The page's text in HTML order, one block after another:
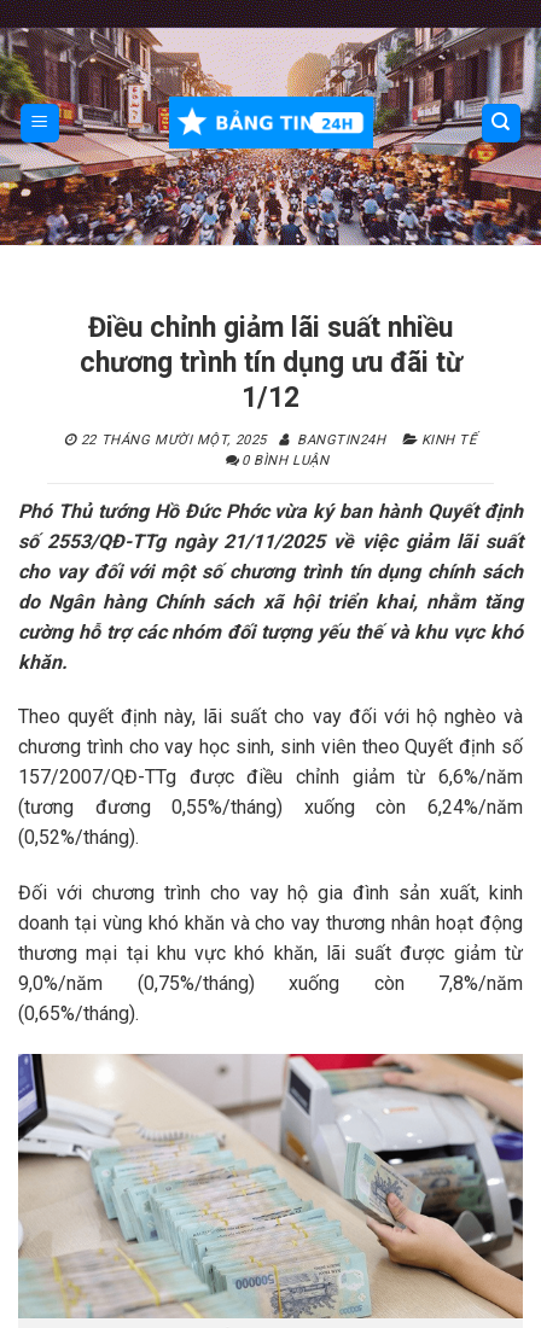
Skip
to
content
Điều chỉnh giảm lãi suất nhiều
chương trình tín dụng ưu đãi từ
1/12
22 THÁNG MƯỜI MỘT, 2025 BANGTIN24H
KINH TẾ
0 BÌNH LUẬN
Phó Thủ tướng Hồ Đức Phớc vừa ký ban hành Quyết định
số 2553/QĐ-TTg ngày 21/11/2025 về việc giảm lãi suất
cho vay đối với một số chương trình tín dụng chính sách
do Ngân hàng Chính sách xã hội triển khai, nhằm tăng
cường hỗ trợ các nhóm đối tượng yếu thế và khu vực khó
khăn.
Theo quyết định này, lãi suất cho vay đối với hộ nghèo và
chương trình cho vay học sinh, sinh viên theo Quyết định số
157/2007/QĐ-TTg được điều chỉnh giảm từ 6,6%/năm
(tương đương 0,55%/tháng) xuống còn 6,24%/năm
(0,52%/tháng).
Đối với chương trình cho vay hộ gia đình sản xuất, kinh
doanh tại vùng khó khăn và cho vay thương nhân hoạt động
thương mại tại khu vực khó khăn, lãi suất được giảm từ
9,0%/năm (0,75%/tháng) xuống còn 7,8%/năm
(0,65%/tháng).